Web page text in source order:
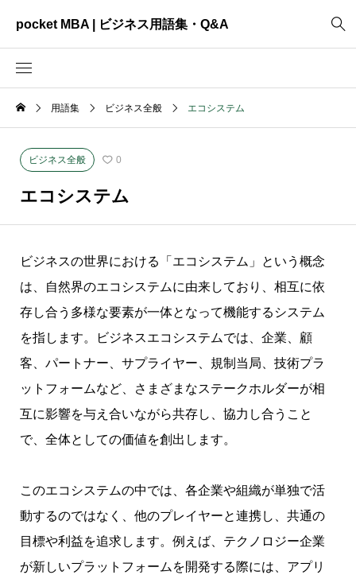
pocket MBA | ビジネス用語集・Q&A
ビジネス全般
資料作成
用語集 ビジネス全般 エコシステム
ビジネス全般 0
エコシステム
ビジネスの世界における「エコシステム」という概念
は、自然界のエコシステムに由来しており、相互に依
存し合う多様な要素が一体となって機能するシステム
を指します。ビジネスエコシステムでは、企業、顧
客、パートナー、サプライヤー、規制当局、技術プラ
ットフォームなど、さまざまなステークホルダーが相
互に影響を与え合いながら共存し、協力し合うこと
で、全体としての価値を創出します。
このエコシステムの中では、各企業や組織が単独で活
動するのではなく、他のプレイヤーと連携し、共通の
目標や利益を追求します。例えば、テクノロジー企業
が新しいプラットフォームを開発する際には、アプリ